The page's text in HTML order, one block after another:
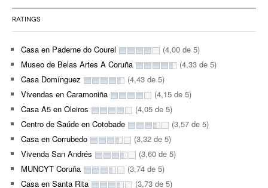
RATINGS
Casa en Paderne do Courel
(4,00 de 5)
Museo de Belas Artes A Coruña
(4,33 de 5)
Casa Domínguez
(4,43 de 5)
Vivendas en Caramoniña
(4,15 de 5)
Casa A5 en Oleiros
(4,05 de 5)
Centro de Saúde en Cotobade
(3,57 de 5)
Casa en Corrubedo
(3,32 de 5)
Vivenda San Andrés
(3,60 de 5)
MUNCYT Coruña
(3,74 de 5)
Casa en Santa Rita
(3,73 de 5)